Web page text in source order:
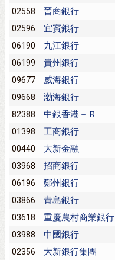
02558
晉商銀行
02596
宜賓銀行
06190
九江銀行
06199
貴州銀行
09677
威海銀行
09668
渤海銀行
82388
中銀香港－Ｒ
01398
工商銀行
00440
大新金融
03968
招商銀行
06196
鄭州銀行
03866
青島銀行
03618
重慶農村商業銀行
03988
中國銀行
02356
大新銀行集團